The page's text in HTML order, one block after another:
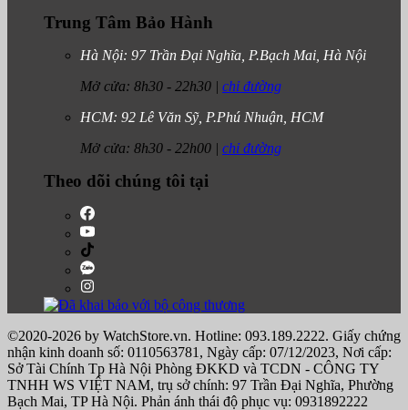
Trung Tâm Bảo Hành
Hà Nội: 97 Trần Đại Nghĩa, P.Bạch Mai, Hà Nội
Mở cửa: 8h30 - 22h30 | chỉ đường
HCM: 92 Lê Văn Sỹ, P.Phú Nhuận, HCM
Mở cửa: 8h30 - 22h00 | chỉ đường
Theo dõi chúng tôi tại
©2020-2026 by WatchStore.vn. Hotline: 093.189.2222. Giấy chứng
nhận kinh doanh số: 0110563781, Ngày cấp: 07/12/2023, Nơi cấp:
Sở Tài Chính Tp Hà Nội Phòng ĐKKD và TCDN - CÔNG TY
TNHH WS VIỆT NAM, trụ sở chính: 97 Trần Đại Nghĩa, Phường
Bạch Mai, TP Hà Nội. Phản ánh thái độ phục vụ: 0931892222